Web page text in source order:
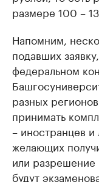
размере 100 –
Напомним,
подавших
федеральном
разных
принимать
– иностранцев и
желающих
или
будут